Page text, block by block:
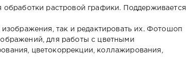
растровой графики. Поддерживается
так и редактировать их. Фотошоп
для работы с цветными
цветокоррекции, коллажирования,